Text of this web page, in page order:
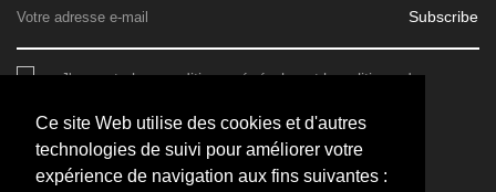
Ce site Web utilise des cookies et d'autres
technologies de suivi pour améliorer votre
expérience de navigation aux fins suivantes :
Subscribe
J'accepte les conditions générales et la politique de